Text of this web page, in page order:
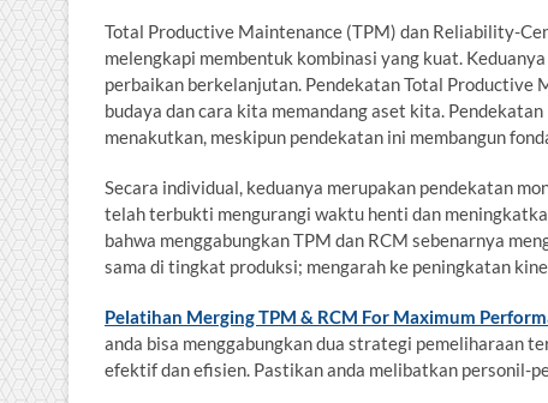
Total Productive Maintenance (TPM) dan Reliability-
melengkapi membentuk kombinasi yang kuat.
perbaikan berkelanjutan. Pendekatan Total Productive
budaya dan cara kita memandang aset kita.
menakutkan, meskipun pendekatan ini membangun
Secara individual, keduanya merupakan pendekatan
telah terbukti mengurangi waktu henti dan
bahwa menggabungkan TPM dan RCM sebenarnya
sama di tingkat produksi; mengarah ke peningkatan
Pelatihan Merging TPM & RCM For Maximum
anda bisa menggabungkan dua strategi pemeliharaan
efektif dan efisien. Pastikan anda melibatkan personil-